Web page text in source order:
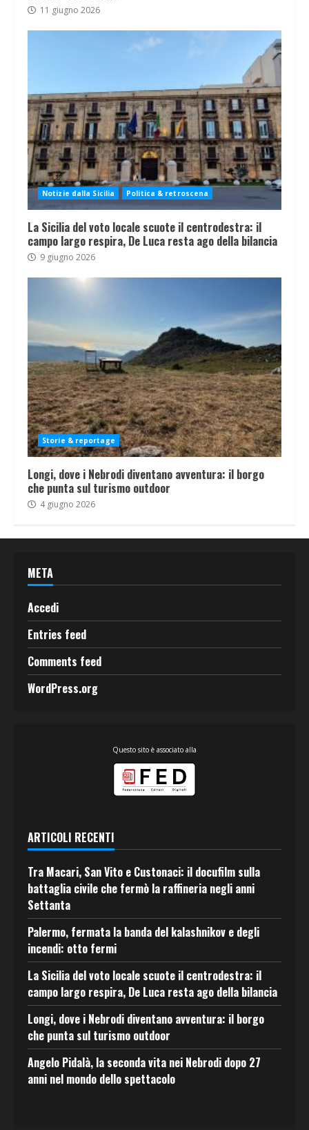
11 giugno 2026
Notizie dalla Sicilia Politica & retroscena
La Sicilia del voto locale scuote il centrodestra: il
campo largo respira, De Luca resta ago della bilancia
9 giugno 2026
Storie & reportage
Longi, dove i Nebrodi diventano avventura: il borgo
che punta sul turismo outdoor
4 giugno 2026
META
Accedi
Entries feed
Comments feed
WordPress.org
Questo sito è associato alla
ARTICOLI RECENTI
Tra Macari, San Vito e Custonaci: il docufilm sulla
battaglia civile che fermò la raffineria negli anni
Settanta
Palermo, fermata la banda del kalashnikov e degli
incendi: otto fermi
La Sicilia del voto locale scuote il centrodestra: il
campo largo respira, De Luca resta ago della bilancia
Longi, dove i Nebrodi diventano avventura: il borgo
che punta sul turismo outdoor
Angelo Pidalà, la seconda vita nei Nebrodi dopo 27
anni nel mondo dello spettacolo